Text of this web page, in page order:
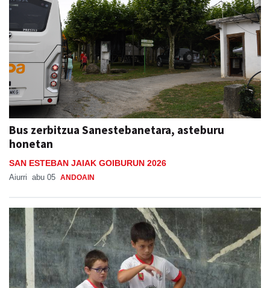
Bus zerbitzua Sanestebanetara, asteburu
honetan
SAN ESTEBAN JAIAK GOIBURUN 2026
Aiurri abu 05 ANDOAIN